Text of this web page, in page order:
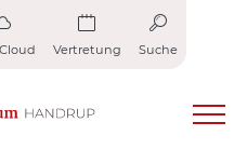
Vertretung Suche